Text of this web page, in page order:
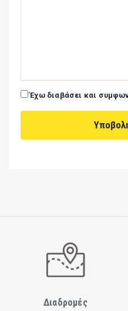
Έχω διαβάσει και
Διαδρομές